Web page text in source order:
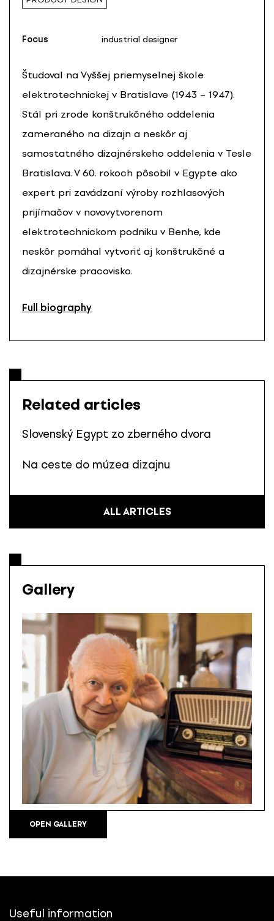
Focus industrial designer
Študoval na Vyššej priemyselnej škole
elektrotechnickej v Bratislave (1943 – 1947).
Stál pri zrode konštrukčného oddelenia
zameraného na dizajn a neskôr aj
samostatného dizajnérskeho oddelenia v Tesle
Bratislava. V 60. rokoch pôsobil v Egypte ako
expert pri zavádzaní výroby rozhlasových
prijímačov v novovytvorenom
elektrotechnickom podniku v Benhe, kde
neskôr pomáhal vytvoriť aj konštrukčné a
dizajnérske pracovisko.
Full biography
Related articles
Slovenský Egypt zo zberného dvora
Na ceste do múzea dizajnu
ALL ARTICLES
Gallery
OPEN GALLERY
Useful information